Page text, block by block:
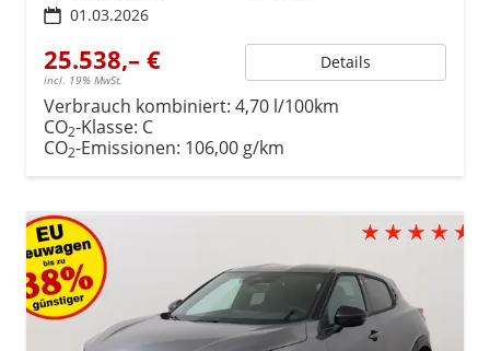
01.03.2026
25.538,– €
incl. 19% MwSt.
Details
Verbrauch kombiniert: 4,70 l/100km
CO2-Klasse: C
CO2-Emissionen: 106,00 g/km